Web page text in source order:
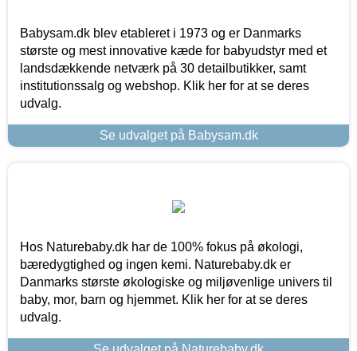
Babysam.dk blev etableret i 1973 og er Danmarks
største og mest innovative kæde for babyudstyr med et
landsdækkende netværk på 30 detailbutikker, samt
institutionssalg og webshop. Klik her for at se deres
udvalg.
Se udvalget på Babysam.dk
Hos Naturebaby.dk har de 100% fokus på økologi,
bæredygtighed og ingen kemi. Naturebaby.dk er
Danmarks største økologiske og miljøvenlige univers til
baby, mor, barn og hjemmet. Klik her for at se deres
udvalg.